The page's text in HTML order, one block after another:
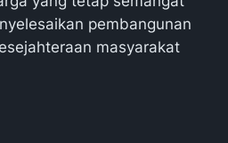
pembangunan
masyarakat